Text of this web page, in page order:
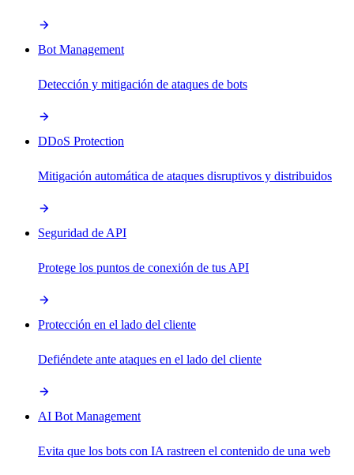
Bot Management
Detección y mitigación de ataques de bots
DDoS Protection
Mitigación automática de ataques disruptivos y distribuidos
Seguridad de API
Protege los puntos de conexión de tus API
Protección en el lado del cliente
Defiéndete ante ataques en el lado del cliente
AI Bot Management
Evita que los bots con IA rastreen el contenido de una web